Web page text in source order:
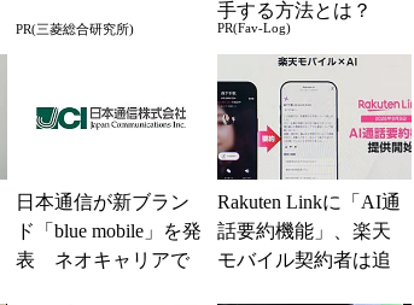
PR(三菱総合研究所)
手する方法とは？
PR(Fav-Log)
日本通信が新ブラン
ド「blue mobile」を発
表 ネオキャリアで
Rakuten Linkに「AI通
話要約機能」、楽天
モバイル契約者は追